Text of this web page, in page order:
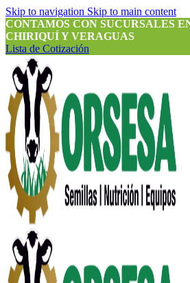
Skip to navigation Skip to main content
CONTAMOS CON SUCURSALES
CHIRIQUÍ Y VERAGUAS
Lista de Cotización